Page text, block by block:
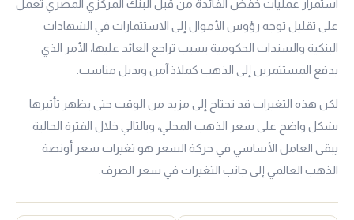
استمرار عمليات خفض الفائدة من قبل البنك المركزي المصري تعمل
على تقليل توجه رؤوس الأموال إلى الاستثمارات في الشهادات
البنكية والسندات الحكومية بسبب تراجع العائد عليها، الأمر الذي
يدفع المستثمرين إلى الذهب كملاذ آمن وبديل مناسب.
لكن هذه التغيرات قد تحتاج إلى مزيد من الوقت حتى يظهر تأثيرها
بشكل واضح على سعر الذهب المحلي، وبالتالي خلال الفترة الحالية
يبقى العامل الأساسي في حركة السعر هو تغيرات سعر أونصة
الذهب العالمي إلى جانب التغيرات في سعر الصرف.